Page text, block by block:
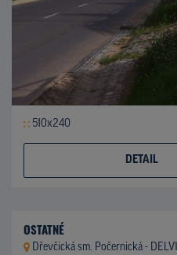
510x240
DETAIL
OSTATNÉ
Dřevčická sm. Počernická -